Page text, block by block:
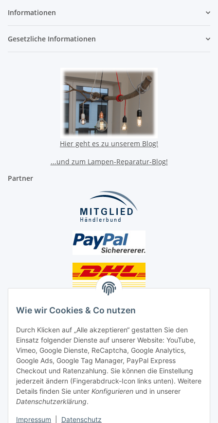
Wie wir Cookies & Co nutzen
Durch Klicken auf „Alle akzeptieren“ gestatten Sie den
Einsatz folgender Dienste auf unserer Website: YouTube,
Vimeo, Google Dienste, ReCaptcha, Google Analytics,
Google Ads, Google Tag Manager, PayPal Express
Checkout und Ratenzahlung. Sie können die Einstellung
jederzeit ändern (Fingerabdruck-Icon links unten). Weitere
Details finden Sie unter Konfigurieren und in unserer
Datenschutzerklärung.
Impressum Datenschutz
Informationen
Gesetzliche Informationen
Hier geht es zu unserem Blog!
...und zum Lampen-Reparatur-Blog!
Partner
Social Media
Unsere Dienstleistungen
Lampenreparatur
Lichtservice für Senioren
Vertrag widerrufen